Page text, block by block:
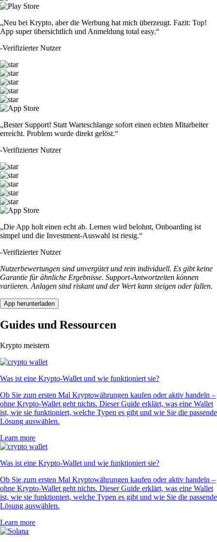
„Neu bei Krypto, aber die Werbung hat mich überzeugt. Fazit: Top!
App super übersichtlich und Anmeldung total easy.“
-Verifizierter Nutzer
„Bester Support! Statt Warteschlange sofort einen echten Mitarbeiter
erreicht. Problem wurde direkt gelöst.“
-Verifizierter Nutzer
„Die App holt einen echt ab. Lernen wird belohnt, Onboarding ist
simpel und die Investment-Auswahl ist riesig.“
-Verifizierter Nutzer
Nutzerbewertungen sind unvergütet und rein individuell. Es gibt keine
Garantie für ähnliche Ergebnisse. Support-Antwortzeiten können
variieren. Anlagen sind riskant und der Wert kann steigen oder fallen.
App herunterladen
Guides und Ressourcen
Krypto meistern
Was ist eine Krypto-Wallet und wie funktioniert sie?
Ob Sie zum ersten Mal Kryptowährungen kaufen oder aktiv handeln –
ohne Krypto-Wallet geht nichts. Dieser Guide erklärt, was eine Wallet
ist, wie sie funktioniert, welche Typen es gibt und wie Sie die passende
Lösung auswählen.
Learn more
Was ist eine Krypto-Wallet und wie funktioniert sie?
Ob Sie zum ersten Mal Kryptowährungen kaufen oder aktiv handeln –
ohne Krypto-Wallet geht nichts. Dieser Guide erklärt, was eine Wallet
ist, wie sie funktioniert, welche Typen es gibt und wie Sie die passende
Lösung auswählen.
Learn more